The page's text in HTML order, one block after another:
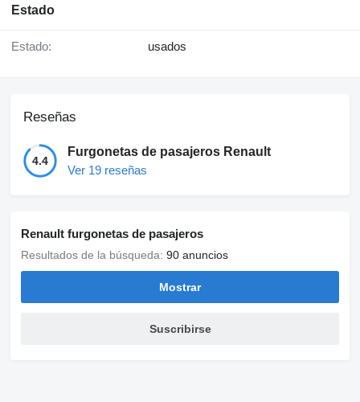
Estado
Estado: usados
Reseñas
4.4
Furgonetas de pasajeros Renault
Ver 19 reseñas
Renault furgonetas de pasajeros
Resultados de la búsqueda: 90 anuncios
Mostrar
Suscribirse